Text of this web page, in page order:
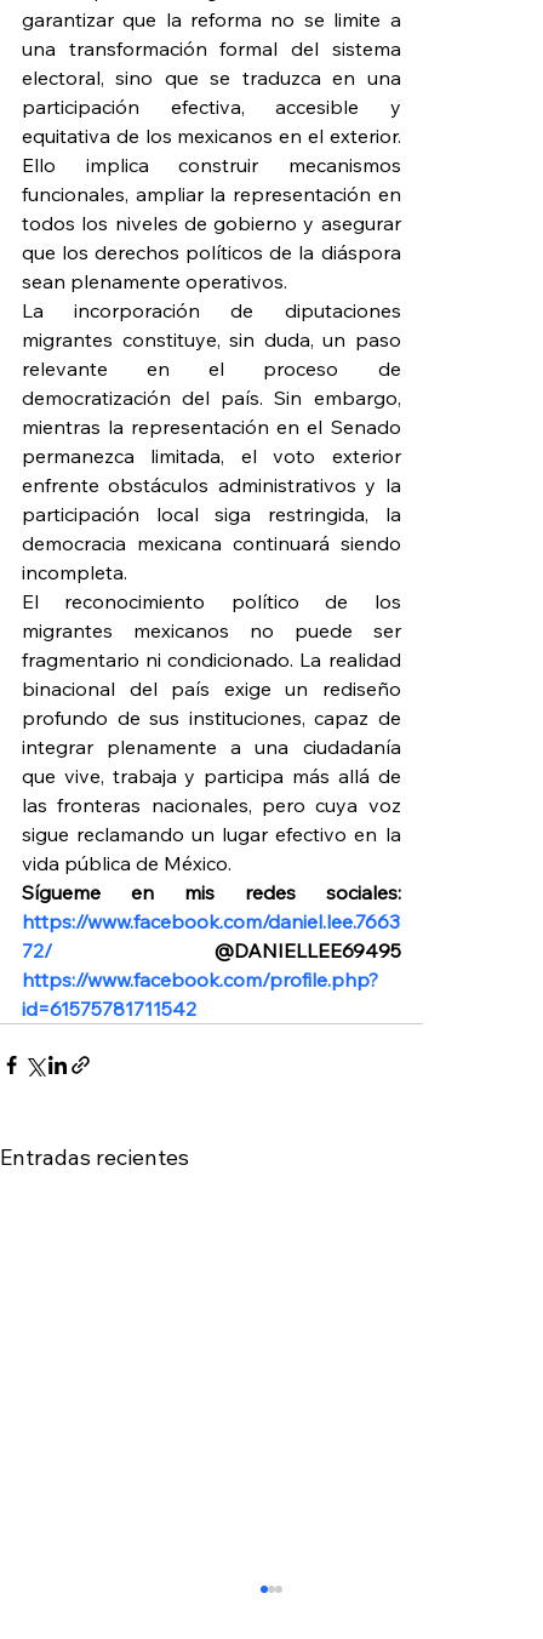
garantizar que la reforma no se limite a
una transformación formal del sistema
electoral, sino que se traduzca en una
participación efectiva, accesible y
equitativa de los mexicanos en el exterior.
Ello implica construir mecanismos
funcionales, ampliar la representación en
todos los niveles de gobierno y asegurar
que los derechos políticos de la diáspora
sean plenamente operativos.
La incorporación de diputaciones
migrantes constituye, sin duda, un paso
relevante en el proceso de
democratización del país. Sin embargo,
mientras la representación en el Senado
permanezca limitada, el voto exterior
enfrente obstáculos administrativos y la
participación local siga restringida, la
democracia mexicana continuará siendo
incompleta.
El reconocimiento político de los
migrantes mexicanos no puede ser
fragmentario ni condicionado. La realidad
binacional del país exige un rediseño
profundo de sus instituciones, capaz de
integrar plenamente a una ciudadanía
que vive, trabaja y participa más allá de
las fronteras nacionales, pero cuya voz
sigue reclamando un lugar efectivo en la
vida pública de México.
Sígueme en mis redes sociales:
https://www.facebook.com/daniel.lee.7663
72/
@DANIELLEE69495
https://www.facebook.com/profile.php?
id=61575781711542
Entradas recientes